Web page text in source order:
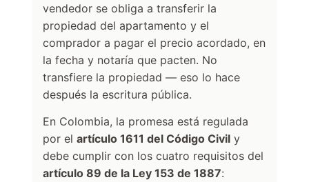
vendedor se obliga a transferir la
propiedad del apartamento y el
comprador a pagar el precio acordado, en
la fecha y notaría que pacten. No
transfiere la propiedad — eso lo hace
después la escritura pública.
En Colombia, la promesa está regulada
por el artículo 1611 del Código Civil y
debe cumplir con los cuatro requisitos del
artículo 89 de la Ley 153 de 1887: